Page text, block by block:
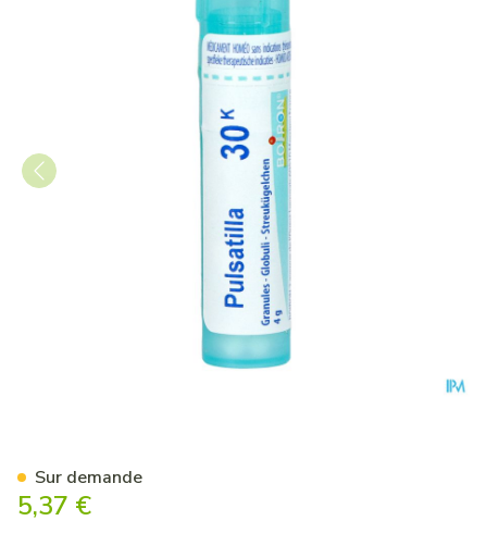
5,37 €
Sur demande